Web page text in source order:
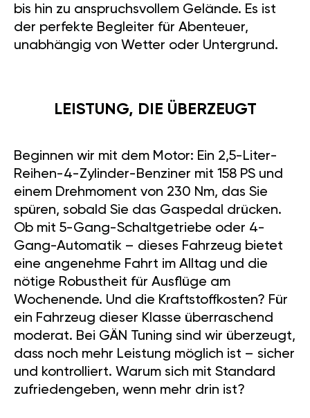
bis hin zu anspruchsvollem Gelände. Es ist
der perfekte Begleiter für Abenteuer,
unabhängig von Wetter oder Untergrund.
LEISTUNG, DIE ÜBERZEUGT
Beginnen wir mit dem Motor: Ein 2,5-Liter-
Reihen-4-Zylinder-Benziner mit 158 PS und
einem Drehmoment von 230 Nm, das Sie
spüren, sobald Sie das Gaspedal drücken.
Ob mit 5-Gang-Schaltgetriebe oder 4-
Gang-Automatik – dieses Fahrzeug bietet
eine angenehme Fahrt im Alltag und die
nötige Robustheit für Ausflüge am
Wochenende. Und die Kraftstoffkosten? Für
ein Fahrzeug dieser Klasse überraschend
moderat. Bei GÄN Tuning sind wir überzeugt,
dass noch mehr Leistung möglich ist – sicher
und kontrolliert. Warum sich mit Standard
zufriedengeben, wenn mehr drin ist?